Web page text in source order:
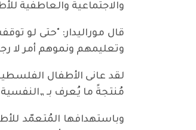
والاجتماعية والعاطفية
قال موراليدار: "حتى لو
وتعليمهم ونموهم أمر لا
لقد عانى الأطفال
مُنتجةً ما يُعرف بـ
وباستهدافها المُتعمّد